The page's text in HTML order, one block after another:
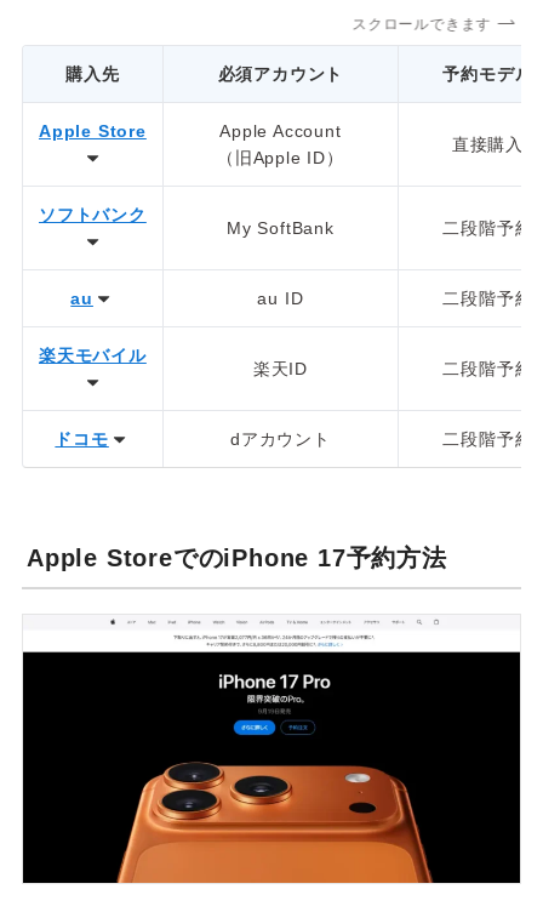
スクロールできます
購入先 必須アカウント 予約モデル
Apple Store
Apple Account
（旧Apple ID）
直接購入
ソフトバンク
My SoftBank 二段階予約
au au ID 二段階予約
楽天モバイル
楽天ID 二段階予約
ドコモ dアカウント 二段階予約
Apple StoreでのiPhone 17予約方法